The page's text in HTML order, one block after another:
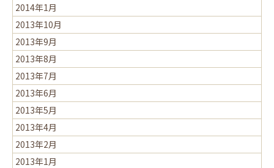
2014年1月
2013年10月
2013年9月
2013年8月
2013年7月
2013年6月
2013年5月
2013年4月
2013年2月
2013年1月